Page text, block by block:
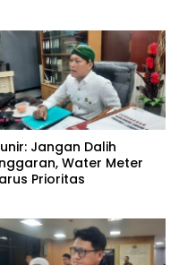
Jangan Dalih
Water Meter
Prioritas